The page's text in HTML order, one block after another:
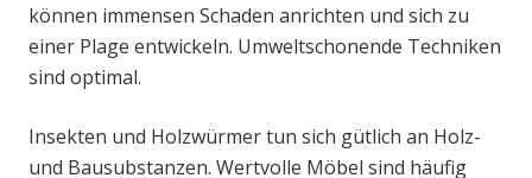
können immensen Schaden anrichten und sich zu
einer Plage entwickeln. Umweltschonende Techniken
sind optimal.
Insekten und Holzwürmer tun sich gütlich an Holz-
und Bausubstanzen. Wertvolle Möbel sind häufig